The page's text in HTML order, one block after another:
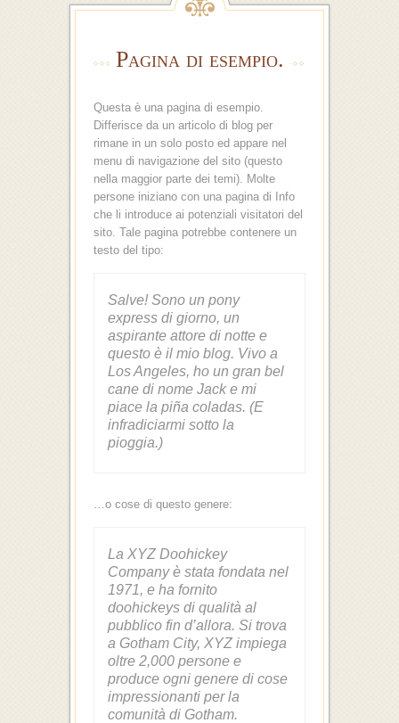
Pagina di esempio.
Questa è una pagina di esempio.
Differisce da un articolo di blog per
rimane in un solo posto ed appare nel
menu di navigazione del sito (questo
nella maggior parte dei temi). Molte
persone iniziano con una pagina di Info
che li introduce ai potenziali visitatori del
sito. Tale pagina potrebbe contenere un
testo del tipo:
Salve! Sono un pony
express di giorno, un
aspirante attore di notte e
questo è il mio blog. Vivo a
Los Angeles, ho un gran bel
cane di nome Jack e mi
piace la piña coladas. (E
infradiciarmi sotto la
pioggia.)
…o cose di questo genere:
La XYZ Doohickey
Company è stata fondata nel
1971, e ha fornito
doohickeys di qualità al
pubblico fin d’allora. Si trova
a Gotham City, XYZ impiega
oltre 2,000 persone e
produce ogni genere di cose
impressionanti per la
comunità di Gotham.